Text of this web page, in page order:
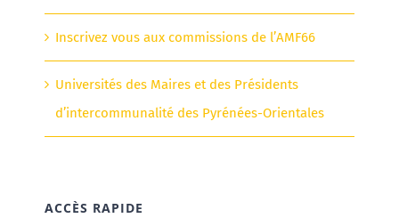
Inscrivez vous aux commissions de l’AMF66
Universités des Maires et des Présidents
d’intercommunalité des Pyrénées-Orientales
ACCÈS RAPIDE